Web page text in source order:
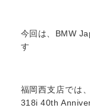
今回は、BMW
す
福岡西支店では
318i 40th